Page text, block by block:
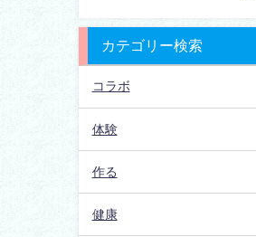
カテゴリー検索
コラボ
体験
作る
健康